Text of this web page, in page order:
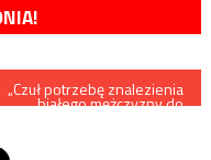
„Czuł potrzebę znalezienia
białego mężczyzny do